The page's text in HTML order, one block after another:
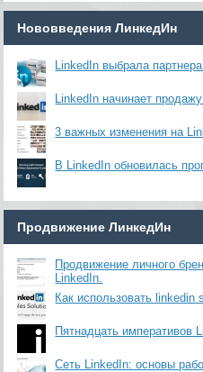
Нововведения ЛинкедИн
LinkedIn выбрала
LinkedIn начинает
3 важных изменения на
В LinkedIn обновилась
Продвижение ЛинкедИн
Продвижение личного
LinkedIn.
Как использовать linkedin
Пятнадцать императивов
Сеть LinkedIn: основы